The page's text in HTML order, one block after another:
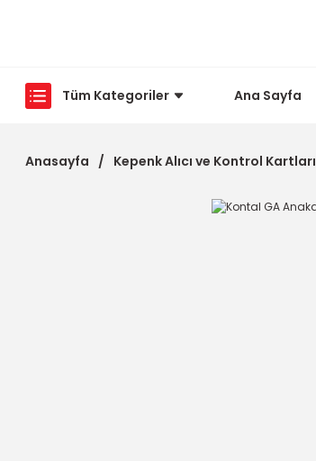
Tüm Kategoriler Ana Sayfa
Anasayfa Kepenk Alıcı ve Kontrol Kartları